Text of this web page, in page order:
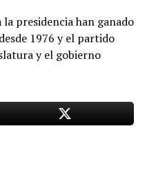
presidencia han ganado
1976 y el partido
y el gobierno